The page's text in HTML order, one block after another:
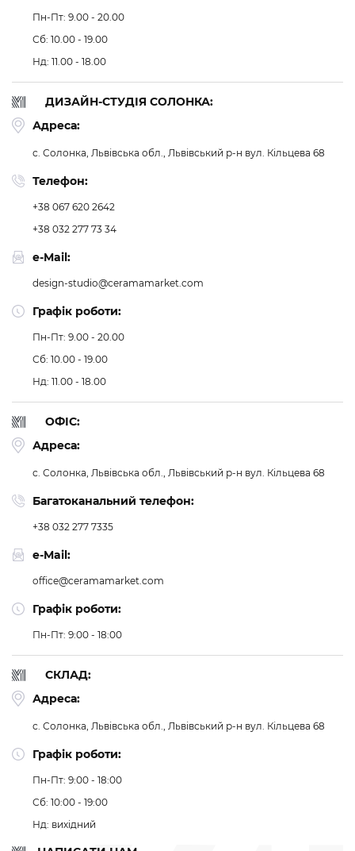
Пн-Пт: 9.00 - 20.00
Сб: 10.00 - 19.00
Нд: 11.00 - 18.00
ДИЗАЙН-СТУДІЯ СОЛОНКА:
Адреса:
с. Солонка, Львівська обл., Львівський р-н вул. Кільцева 68
Телефон:
+38 067 620 2642
+38 032 277 73 34
e-Mail:
design-studio@ceramamarket.com
Графік роботи:
Пн-Пт: 9.00 - 20.00
Сб: 10.00 - 19.00
Нд: 11.00 - 18.00
ОФІС:
Адреса:
с. Солонка, Львівська обл., Львівський р-н вул. Кільцева 68
Багатоканальний телефон:
+38 032 277 7335
e-Mail:
office@ceramamarket.com
Графік роботи:
Пн-Пт: 9:00 - 18:00
СКЛАД:
Адреса:
с. Солонка, Львівська обл., Львівський р-н вул. Кільцева 68
Графік роботи:
Пн-Пт: 9:00 - 18:00
Сб: 10:00 - 19:00
Нд: вихідний